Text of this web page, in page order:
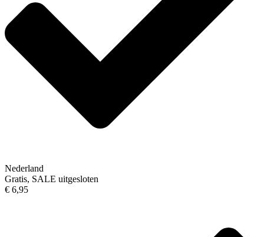
Nederland
Gratis, SALE uitgesloten
€ 6,95